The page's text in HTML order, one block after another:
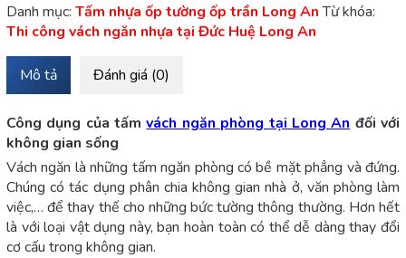
Danh mục: Tấm nhựa ốp tường ốp trần Long An Từ khóa:
Thi công vách ngăn nhựa tại Đức Huệ Long An
Mô tả Đánh giá (0)
Công dụng của tấmvách ngăn phòng tại Long An đối với
không gian sống
Vách ngăn là những tấm ngăn phòng có bề mặt phẳng và đứng.
Chúng có tác dụng phân chia không gian nhà ở, văn phòng làm
việc,… để thay thế cho những bức tường thông thường. Hơn hết
là với loại vật dụng này, bạn hoàn toàn có thể dễ dàng thay đổi
cơ cấu trong không gian.